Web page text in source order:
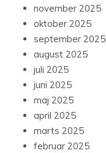
november 2025
oktober 2025
september 2025
august 2025
juli 2025
juni 2025
maj 2025
april 2025
marts 2025
februar 2025